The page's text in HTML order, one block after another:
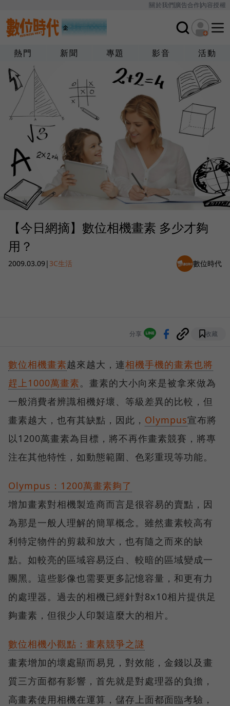
關於我們廣告合作內容授權
熱門 新聞 專題 影音 活動
【今日網摘】數位相機畫素 多少才夠
用？
2009.03.09| 3C生活 數位時代
分享 收藏
數位相機畫素越來越大，連相機手機的畫素也將
趕上1000萬畫素。畫素的大小向來是被拿來做為
一般消費者辨識相機好壞、等級差異的比較，但
畫素越大，也有其缺點，因此， Olympus宣布將
以1200萬畫素為目標，將不再作畫素競賽，將專
注在其他特性，如動態範圍、色彩重現等功能。
Olympus：1200萬畫素夠了
增加畫素對相機製造商而言是很容易的賣點，因
為那是一般人理解的簡單概念。雖然畫素較高有
利特定物件的剪裁和放大，也有隨之而來的缺
點。如較亮的區域容易泛白、較暗的區域變成一
團黑。這些影像也需要更多記憶容量，和更有力
的處理器。過去的相機已經針對8x10相片提供足
夠畫素，但很少人印製這麼大的相片。
數位相機小觀點：畫素競爭之謎
畫素增加的壞處顯而易見，對效能，金錢以及畫
質三方面都有影響，首先就是對處理器的負擔，
高畫素使用相機在運算，儲存上面都面臨考驗，